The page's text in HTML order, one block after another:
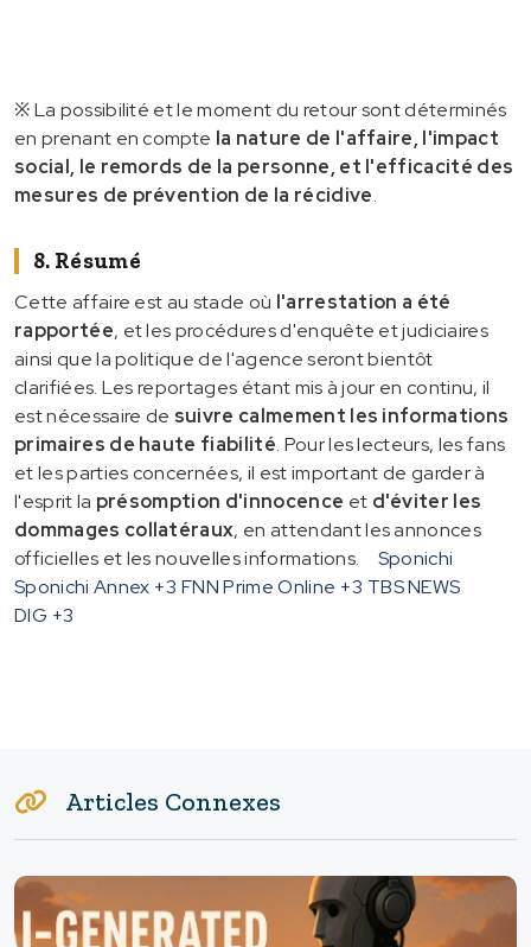
※ La possibilité et le moment du retour sont déterminés
en prenant en compte la nature de l'affaire, l'impact
social, le remords de la personne, et l'efficacité des
mesures de prévention de la récidive.
8. Résumé
Cette affaire est au stade où l'arrestation a été
rapportée, et les procédures d'enquête et judiciaires
ainsi que la politique de l'agence seront bientôt
clarifiées. Les reportages étant mis à jour en continu, il
est nécessaire de suivre calmement les informations
primaires de haute fiabilité. Pour les lecteurs, les fans
et les parties concernées, il est important de garder à
l'esprit la présomption d'innocence et d'éviter les
dommages collatéraux, en attendant les annonces
officielles et les nouvelles informations.
Sponichi
Sponichi Annex +3 FNN Prime Online +3 TBS NEWS
DIG +3
Articles Connexes